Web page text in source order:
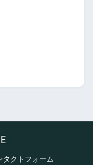
タクトフォーム